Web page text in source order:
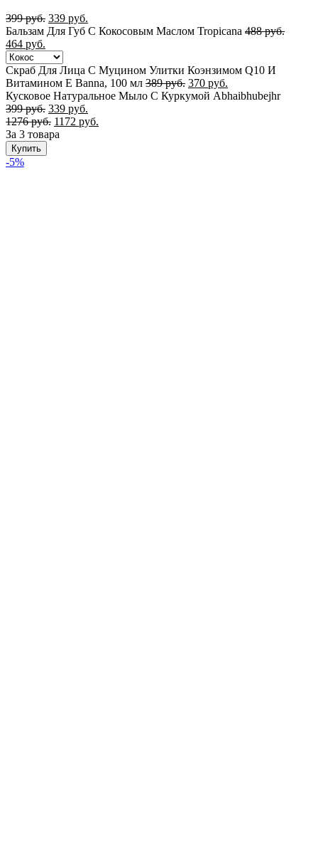
399руб. 339 руб.
Бальзам Для Губ С Кокосовым Маслом Tropicana 488руб.
464 руб.
Cкраб Для Лица С Муцином Улитки Коэнзимом Q10 И
Витамином E Banna, 100 мл 389руб. 370 руб.
Кусковое Натуральное Мыло С Куркумой Abhaibhubejhr
399руб. 339 руб.
1276руб. 1172 руб.
За 3 товара
Купить
-5%